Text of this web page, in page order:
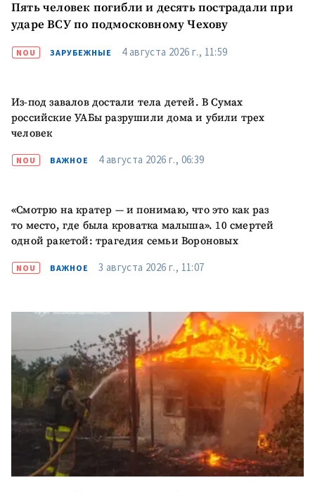
Пять человек погибли и десять пострадали при
ударе ВСУ по подмосковному Чехову
NOU ЗАРУБЕЖНЫЕ 4 августа 2026 г., 11:59
Из-под завалов достали тела детей. В Сумах
российские УАБы разрушили дома и убили трех
человек
NOU ВАЖНОЕ 4 августа 2026 г., 06:39
«Смотрю на кратер — и понимаю, что это как раз
то место, где была кроватка малыша». 10 смертей
одной ракетой: трагедия семьи Вороновых
NOU ВАЖНОЕ 3 августа 2026 г., 11:07